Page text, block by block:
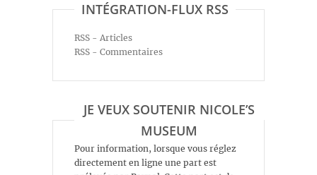
INTÉGRATION-FLUX RSS
RSS - Articles
RSS - Commentaires
JE VEUX SOUTENIR NICOLE’S
MUSEUM
Pour information, lorsque vous réglez
directement en ligne une part est